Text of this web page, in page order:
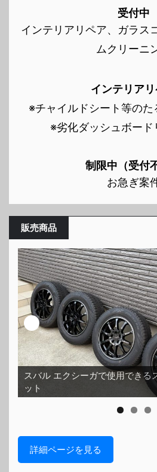
受付中
インテリアリペア、ガラス
ムクリーニ
インテリア
※チャイルドシート等の
※劣化ダッシュボード
制限中（受付
お急ぎ案
販売商品
スバル エクシーガで使用できる
ット
詳細ページを見る